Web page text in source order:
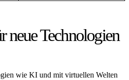
neue Technologien
wie KI und mit virtuellen Welten